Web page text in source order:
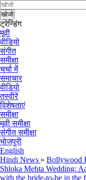
ट्रेन्डिंग
मूवी
वीडियो
संगीत
समीक्षा
चर्चा में
समाचार
वीडियो
तस्वीरें
विशेषताएं
समीक्षा
मूवी समीक्षा
संगीत समीक्षा
भोजपुरी
English
Hindi News » Bollywood
Shloka Mehta Wedding:
with the bride-to-be in the